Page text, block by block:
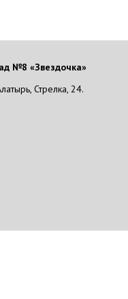
№8 «Звездочка»
Стрелка, 24.